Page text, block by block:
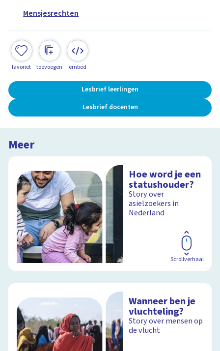
Mensjesrechten
favoriet toevoegen embed
Lesbrief leerlingen
Lesbrief docenten
Meer
Hoe word je een
statushouder?
Story over
asielzoekers in
Nederland
Scrollverhaal
Wanneer ben je
vluchteling?
Story over mensen op
de vlucht